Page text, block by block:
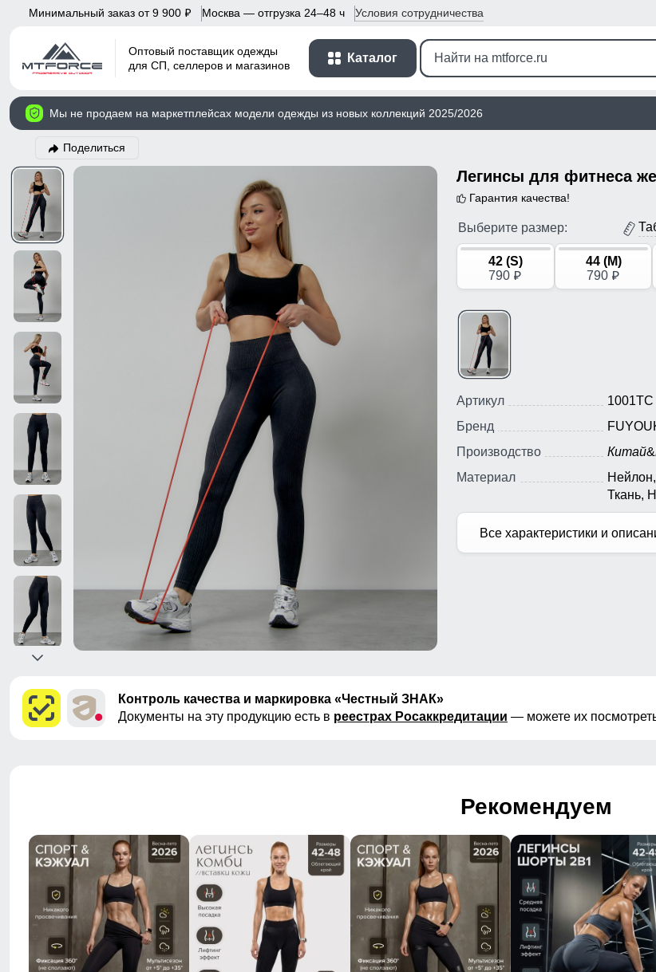
Минимальный заказ от 9 900 p Москва — отгрузка 24–48 ч Условия сотрудничества
Оптовый поставщик одежды
для СП, селлеров и магазинов
Каталог
Мы не продаем на маркетплейсах модели одежды из новых коллекций 2025/2026
Поделиться
Гарантия качества!
Выберите размер:
42 (S)
790 p
44 (M)
790 p
Артикул
1001TC
Бренд
Производство
Китай&
Материал
Ткань,
Все характеристики и
Контроль качества и маркировка «Честный ЗНАК»
Документы на эту продукцию есть в реестрах Росаккредитации — можете их
Рекомендуем